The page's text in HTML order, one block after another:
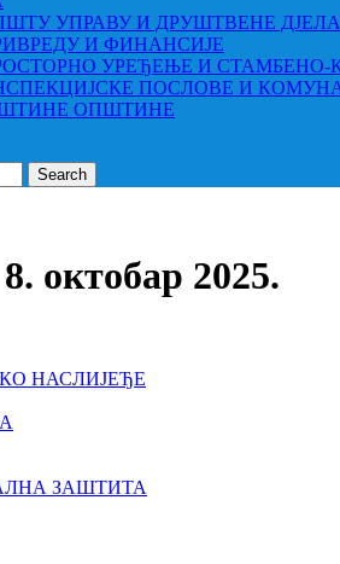
УПРАВУ И ДРУШТВЕНЕ
И ФИНАНСИЈЕ
УРЕЂЕЊЕ И
ПОСЛОВЕ И
ОПШТИНЕ
Search
8. октобар 2025.
НАСЛИЈЕЂЕ
ЗАШТИТА